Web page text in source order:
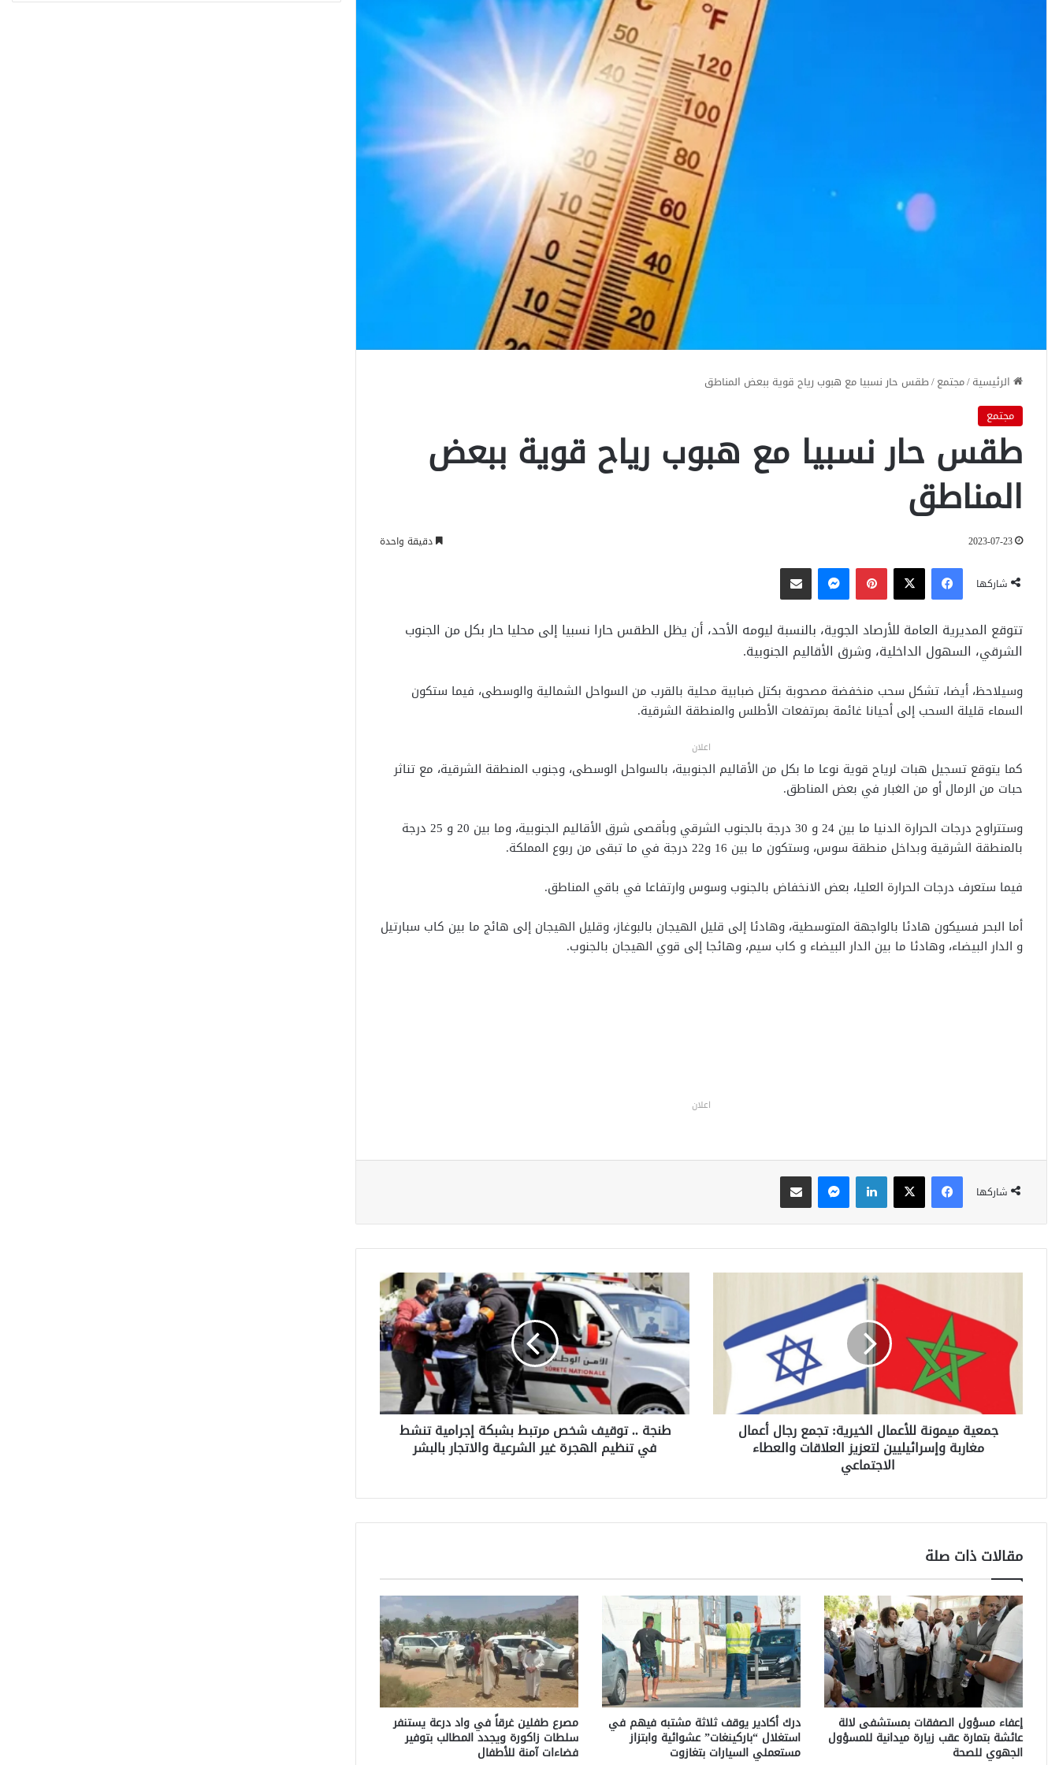
الرئيسية/مجتمع/طقس حار نسبيا مع هبوب رياح قوية ببعض المناطق
مجتمع
طقس حار نسبيا مع هبوب رياح قوية ببعض
المناطق
2023-07-23 دقيقة واحدة
شاركها
فيسبوك ‫X بينتيريست
تتوقع المديرية العامة للأرصاد الجوية، بالنسبة ليومه الأحد، أن يظل الطقس حارا نسبيا إلى محليا حار بكل من الجنوب
الشرقي، السهول الداخلية، وشرق الأقاليم الجنوبية.
وسيلاحظ، أيضا، تشكل سحب منخفضة مصحوبة بكتل ضبابية محلية بالقرب من السواحل الشمالية والوسطى، فيما ستكون
السماء قليلة السحب إلى أحيانا غائمة بمرتفعات الأطلس والمنطقة الشرقية.
اعلان
كما يتوقع تسجيل هبات لرياح قوية نوعا ما بكل من الأقاليم الجنوبية، بالسواحل الوسطى، وجنوب المنطقة الشرقية، مع تناثر
حبات من الرمال أو من الغبار في بعض المناطق.
وستتراوح درجات الحرارة الدنيا ما بين 24 و 30 درجة بالجنوب الشرقي وبأقصى شرق الأقاليم الجنوبية، وما بين 20 و 25 درجة
بالمنطقة الشرقية وبداخل منطقة سوس، وستكون ما بين 16 و22 درجة في ما تبقى من ربوع المملكة.
فيما ستعرف درجات الحرارة العليا، بعض الانخفاض بالجنوب وسوس وارتفاعا في باقي المناطق.
أما البحر فسيكون هادئا بالواجهة المتوسطية، وهادئا إلى قليل الهيجان بالبوغاز، وقليل الهيجان إلى هائج ما بين كاب سبارتيل
و الدار البيضاء، وهادئا ما بين الدار البيضاء و كاب سيم، وهائجا إلى قوي الهيجان بالجنوب.
اعلان
شاركها
فيسبوك ‫X لينكدإن
ة
و
أ
م
ل
ا
ل
خ
ي
ي
ة
:
ت
ج
م
ع
جمعية ميمونة للأعمال الخيرية: تجمع رجال أعمال
مغاربة وإسرائيليين لتعزيز العلاقات والعطاء
الاجتماعي
ج
ة
.
.
ت
و
ق
ص
ر
ط
ب
ش
ك
ة
إ
ج
ر
ا
م
ي
طنجة .. توقيف شخص مرتبط بشبكة إجرامية تنشط
في تنظيم الهجرة غير الشرعية والاتجار بالبشر
مقالات ذات صلة
إعفاء مسؤول الصفقات بمستشفى لالة
عائشة بتمارة عقب زيارة ميدانية للمسؤول
الجهوي للصحة
درك أكادير يوقف ثلاثة مشتبه فيهم في
استغلال “باركينغات” عشوائية وابتزاز
مستعملي السيارات بتغازوت
مصرع طفلين غرقاً في واد درعة يستنفر
سلطات زاكورة ويجدد المطالب بتوفير
فضاءات آمنة للأطفال